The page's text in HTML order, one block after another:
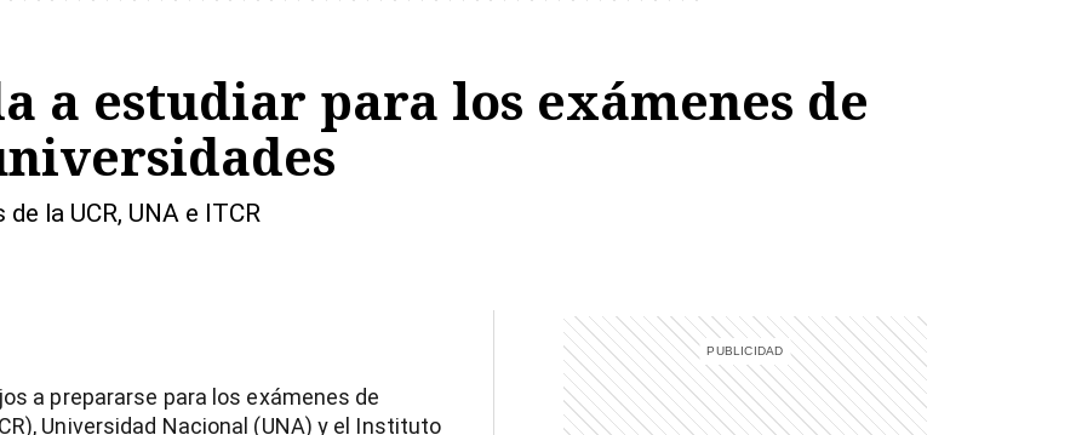
a estudiar para los exámenes de
de la UCR, UNA e ITCR
a prepararse para los exámenes de
Universidad Nacional (UNA) y el Instituto